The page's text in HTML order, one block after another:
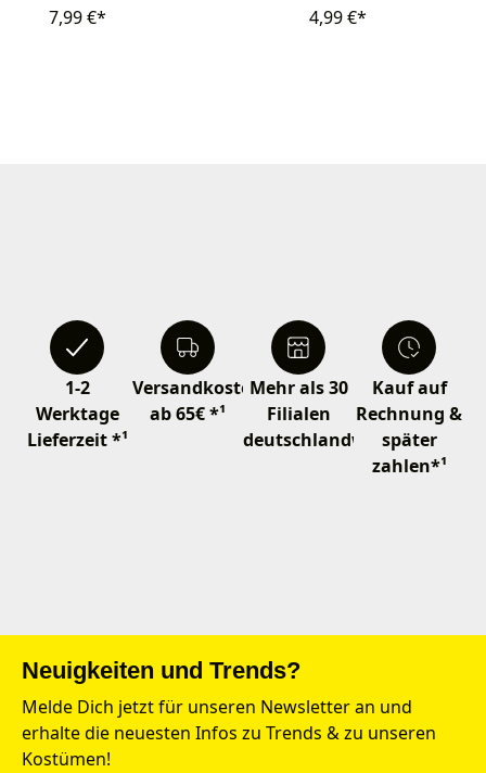
7,99 €*
4,99 €*
1-2
Werktage
Lieferzeit *¹
Versandkostenfrei
ab 65€ *¹
Mehr als 30
Filialen
deutschlandweit
Kauf auf
Rechnung &
später
zahlen*¹
Neuigkeiten und Trends?
Melde Dich jetzt für unseren Newsletter an und
erhalte die neuesten Infos zu Trends & zu unseren
Kostümen!